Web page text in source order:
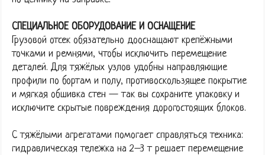
СПЕЦИАЛЬНОЕ ОБОРУДОВАНИЕ И ОСНАЩЕНИЕ
Грузовой отсек обязательно дооснащают крепёжными
точками и ремнями, чтобы исключить перемещение
деталей. Для тяжёлых узлов удобны направляющие
профили по бортам и полу, противоскользящее покрытие
и мягкая обшивка стен — так вы сохраните упаковку и
исключите скрытые повреждения дорогостоящих блоков.
С тяжёлыми агрегатами помогает справляться техника:
гидравлическая тележка на 2–3 т решает перемещение